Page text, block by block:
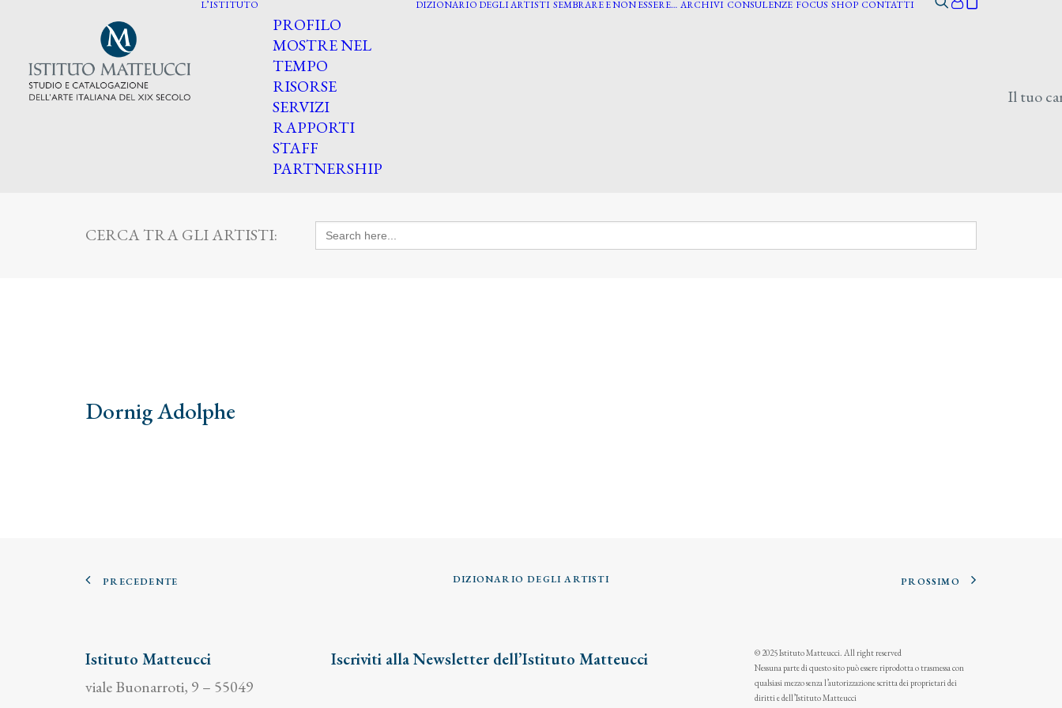
L’ISTITUTO
PROFILO
MOSTRE NEL
TEMPO
RISORSE
SERVIZI
RAPPORTI
STAFF
PARTNERSHIP
DIZIONARIO DEGLI ARTISTI SEMBRARE E NON ESSERE… ARCHIVI CONSULENZE FOCUS SHOP CONTATTI
Il tuo
CERCA TRA GLI ARTISTI: Search
for:
Dornig Adolphe
PRECEDENTE DIZIONARIO DEGLI ARTISTI PROSSIMO
Istituto Matteucci
viale Buonarroti, 9 – 55049
Iscriviti alla Newsletter dell’Istituto Matteucci
© 2025 Istituto Matteucci. All right reserved
Nessuna parte di questo sito può essere riprodotta o trasmessa con
qualsiasi mezzo senza l’autorizzazione scritta dei proprietari dei
diritti e dell’Istituto Matteucci